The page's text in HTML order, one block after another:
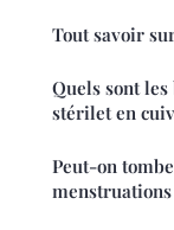
Tout savoir
Quels sont les
stérilet en
Peut-on
menstruations